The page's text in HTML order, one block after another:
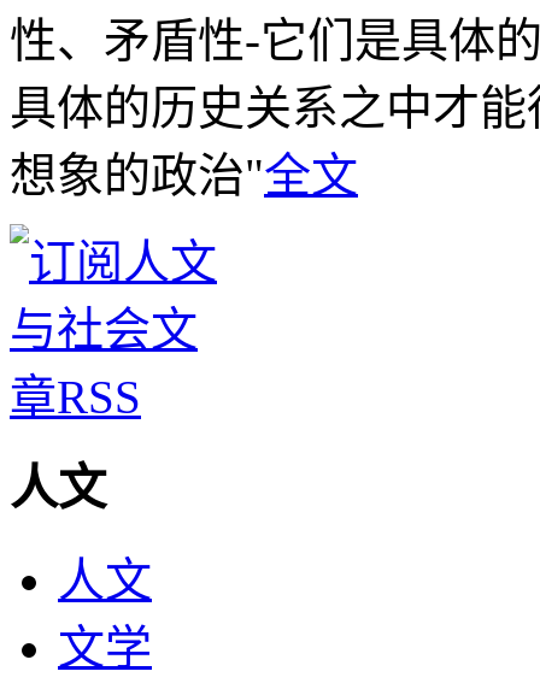
性、矛盾性-它们是具体
具体的历史关系之中才
想象的政治"全文
人文
人文
文学